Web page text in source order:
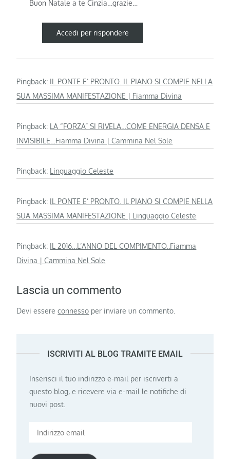
Buon Natale a te Cinzia…grazie…
Accedi per rispondere
Pingback: IL PONTE E’ PRONTO. IL PIANO SI COMPIE NELLA
SUA MASSIMA MANIFESTAZIONE | Fiamma Divina
Pingback: LA “FORZA” SI RIVELA…COME ENERGIA DENSA E
INVISIBILE…Fiamma Divina | Cammina Nel Sole
Pingback: Linguaggio Celeste
Pingback: IL PONTE E’ PRONTO. IL PIANO SI COMPIE NELLA
SUA MASSIMA MANIFESTAZIONE | Linguaggio Celeste
Pingback: IL 2016…L’ANNO DEL COMPIMENTO..Fiamma
Divina | Cammina Nel Sole
Lascia un commento
Devi essereconnesso per inviare un commento.
ISCRIVITI AL BLOG TRAMITE EMAIL
Inserisci il tuo indirizzo e-mail per iscriverti a
questo blog, e ricevere via e-mail le notifiche di
nuovi post.
Indirizzo